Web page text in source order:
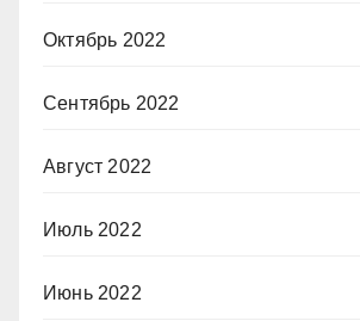
Октябрь 2022
Сентябрь 2022
Август 2022
Июль 2022
Июнь 2022